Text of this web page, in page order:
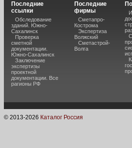
Последние
ссылки
Обследование
зданий. Южно-
Сахалинск
Проверка
сметной
документации.
Южно-Сахалинск
Заключение
экспертизы
проектной
документации. Все
рагионы РФ
Последние
фирмы
Сметапро-
Кострома
Экспертиза
Волжский
Сметастрой-
Волга
© 2013-2026 Каталог Россия